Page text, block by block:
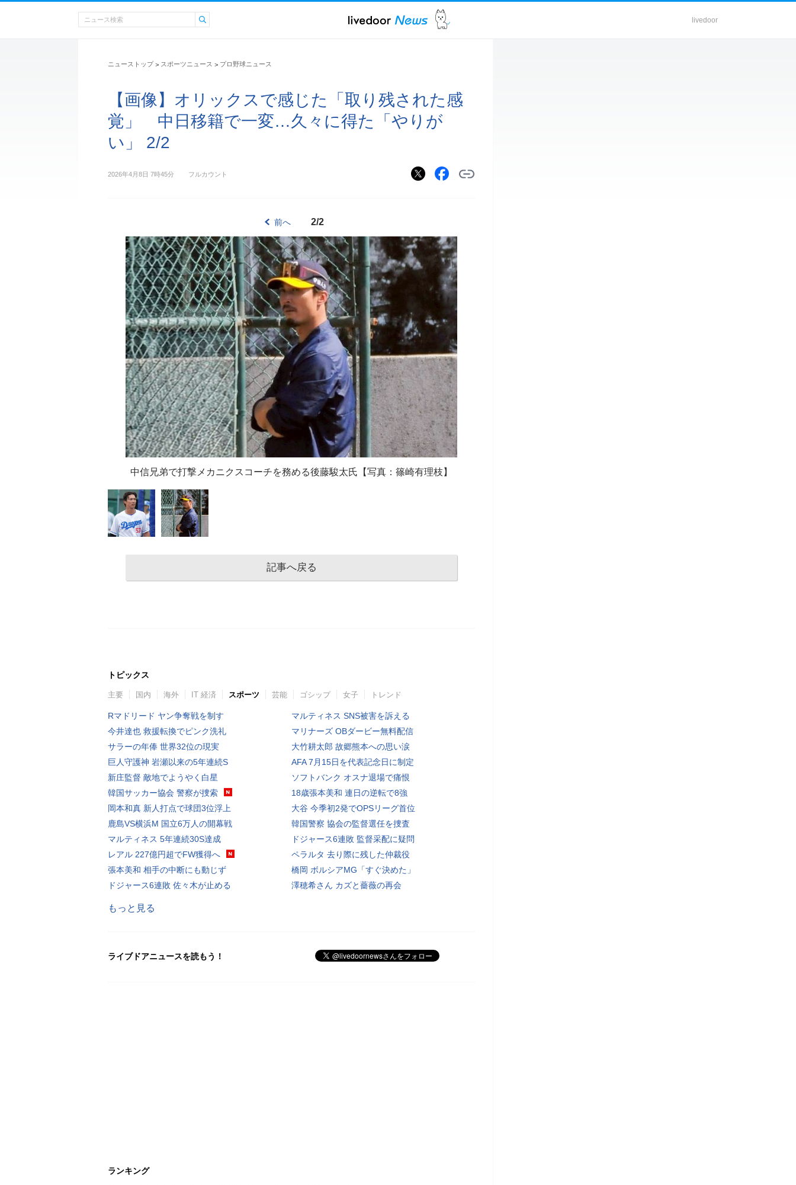
livedoor
ニューストップ > スポーツニュース > プロ野球ニュース
【画像】オリックスで感じた「取り残された感
覚」 中日移籍で一変…久々に得た「やりが
い」 2/2
2026年4月8日 7時45分 フルカウント
前へ 2/2
中信兄弟で打撃メカニクスコーチを務める後藤駿太氏【写真：篠崎有理枝】
記事へ戻る
トピックス
主要 国内 海外 IT 経済 スポーツ 芸能 ゴシップ 女子 トレンド
Rマドリード ヤン争奪戦を制す
今井達也 救援転換でピンク洗礼
サラーの年俸 世界32位の現実
巨人守護神 岩瀬以来の5年連続S
新庄監督 敵地でようやく白星
韓国サッカー協会 警察が捜索
岡本和真 新人打点で球団3位浮上
鹿島VS横浜M 国立6万人の開幕戦
マルティネス 5年連続30S達成
レアル 227億円超でFW獲得へ
張本美和 相手の中断にも動じず
ドジャース6連敗 佐々木が止める
マルティネス SNS被害を訴える
マリナーズ OBダービー無料配信
大竹耕太郎 故郷熊本への思い涙
AFA 7月15日を代表記念日に制定
ソフトバンク オスナ退場で痛恨
18歳張本美和 連日の逆転で8強
大谷 今季初2発でOPSリーグ首位
韓国警察 協会の監督選任を捜査
ドジャース6連敗 監督采配に疑問
ペラルタ 去り際に残した仲裁役
橋岡 ボルシアMG「すぐ決めた」
澤穂希さん カズと薔薇の再会
もっと見る
ライブドアニュースを読もう！
ランキング